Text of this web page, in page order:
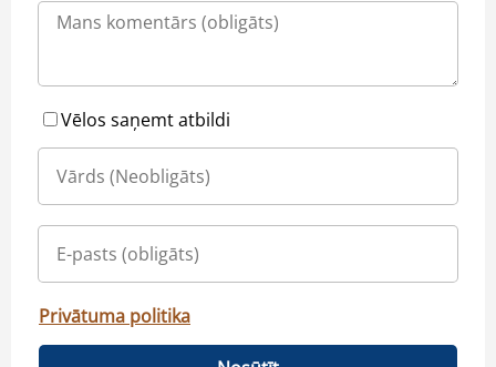
Vēlos saņemt atbildi
Privātuma politika